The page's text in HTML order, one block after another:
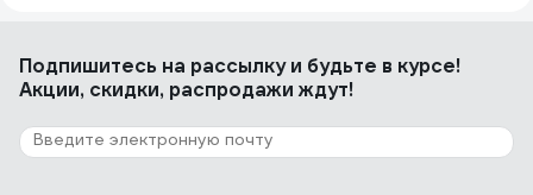
Подпишитесь на рассылкуи будьте в курсе!
Акции, скидки, распродажи ждут!